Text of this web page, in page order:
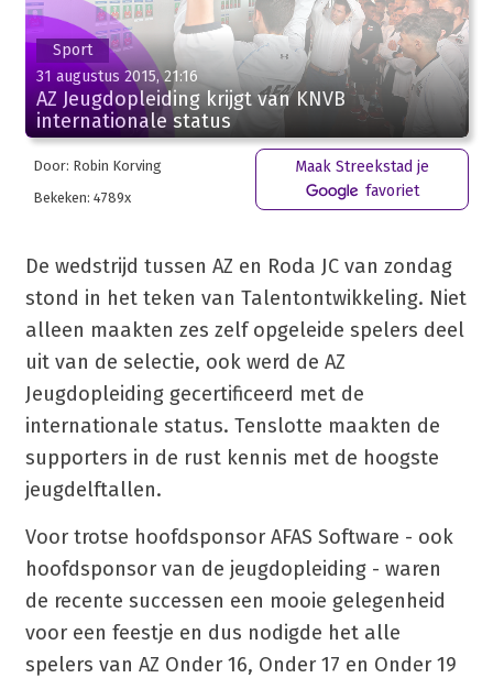
Sport
31 augustus 2015, 21:16
AZ Jeugdopleiding krijgt van KNVB
internationale status
Door: Robin Korving
Bekeken: 4789x
Maak Streekstad je
favoriet
De wedstrijd tussen AZ en Roda JC van zondag
stond in het teken van Talentontwikkeling. Niet
alleen maakten zes zelf opgeleide spelers deel
uit van de selectie, ook werd de AZ
Jeugdopleiding gecertificeerd met de
internationale status. Tenslotte maakten de
supporters in de rust kennis met de hoogste
jeugdelftallen.
Voor trotse hoofdsponsor AFAS Software - ook
hoofdsponsor van de jeugdopleiding - waren
de recente successen een mooie gelegenheid
voor een feestje en dus nodigde het alle
spelers van AZ Onder 16, Onder 17 en Onder 19